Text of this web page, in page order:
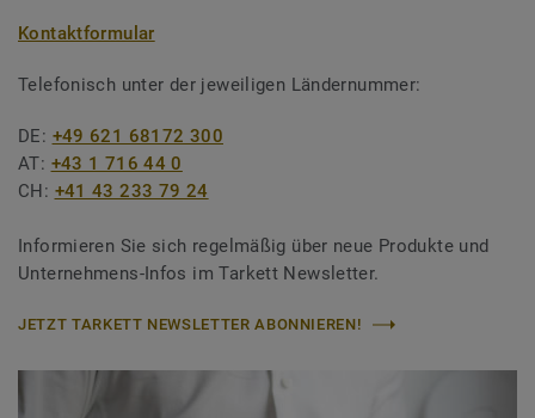
Kontaktformular
Telefonisch unter der jeweiligen Ländernummer:
DE: +49 621 68172 300
AT: +43 1 716 44 0
CH: +41 43 233 79 24
Informieren Sie sich regelmäßig über neue Produkte und
Unternehmens-Infos im Tarkett Newsletter.
JETZT TARKETT NEWSLETTER ABONNIEREN!